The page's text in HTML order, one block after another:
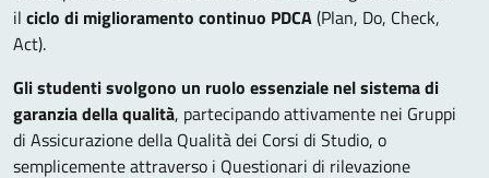
il ciclo di miglioramento continuo PDCA(Plan, Do, Check,
Act).
Gli studenti svolgono un ruolo essenziale nel sistema di
garanzia della qualità, partecipando attivamente nei Gruppi
di Assicurazione della Qualità dei Corsi di Studio, o
semplicemente attraverso i Questionari di rilevazione